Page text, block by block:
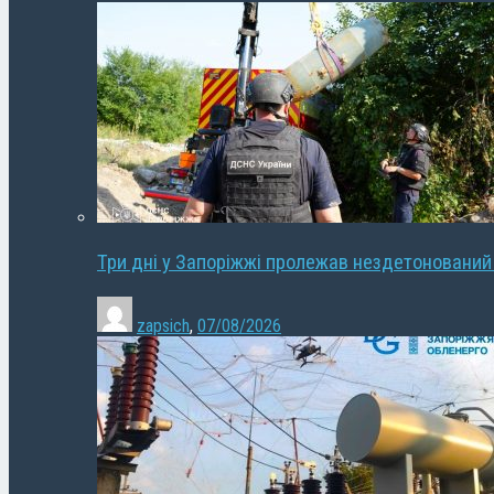
Три дні у Запоріжжі пролежав
zapsich, 07/08/2026